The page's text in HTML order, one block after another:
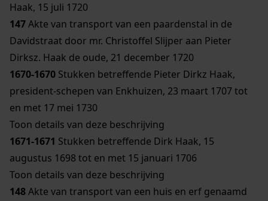
Haak, 15 juli 1720
147Akte van transport van een paardenstal in de
Davidstraat door mr. Christoffel Slijper aan Pieter
Dirksz. Haak de oude, 21 december 1720
1670-1670 Stukken betreffende Pieter Dirkz Haak,
president-schepen van Enkhuizen, 23 maart 1707 tot
en met 17 mei 1730
Toon details van deze beschrijving
1671-1671 Stukken betreffende Dirk Haak, 15
augustus 1698 tot en met 15 januari 1706
Toon details van deze beschrijving
148Akte van transport van een huis en erf genaamd